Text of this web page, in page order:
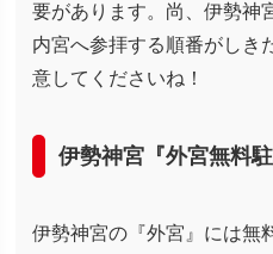
要があります。尚、伊勢神
内宮へ参拝する順番がしき
意してくださいね！
伊勢神宮『外宮無料駐
伊勢神宮の『外宮』には無